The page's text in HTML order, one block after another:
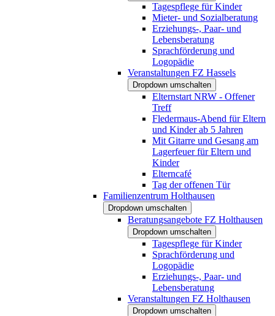
Tagespflege für Kinder
Mieter- und Sozialberatung
Erziehungs-, Paar- und
Lebensberatung
Sprachförderung und
Logopädie
Veranstaltungen FZ Hassels
Dropdown umschalten
Elternstart NRW - Offener
Treff
Fledermaus-Abend für Eltern
und Kinder ab 5 Jahren
Mit Gitarre und Gesang am
Lagerfeuer für Eltern und
Kinder
Elterncafé
Tag der offenen Tür
Familienzentrum Holthausen
Dropdown umschalten
Beratungsangebote FZ Holthausen
Dropdown umschalten
Tagespflege für Kinder
Sprachförderung und
Logopädie
Erziehungs-, Paar- und
Lebensberatung
Veranstaltungen FZ Holthausen
Dropdown umschalten